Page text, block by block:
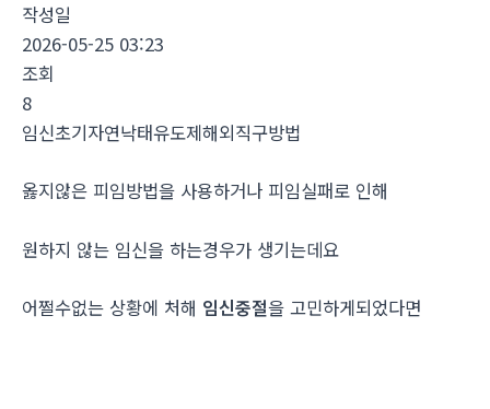
작성일
2026-05-25 03:23
조회
8
임신초기자연낙태유도제해외직구방법
옳지않은 피임방법을 사용하거나 피임실패로 인해
원하지 않는 임신을 하는경우가 생기는데요
어쩔수없는 상황에 처해 임신중절을 고민하게되었다면